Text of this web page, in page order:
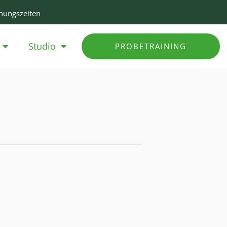
Studio PROBETRAINING